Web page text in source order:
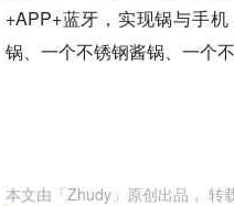
+APP+蓝牙，实现锅与手
锅、一个不锈钢酱锅、一个
本文由「Zhudy 」原创出品， 转